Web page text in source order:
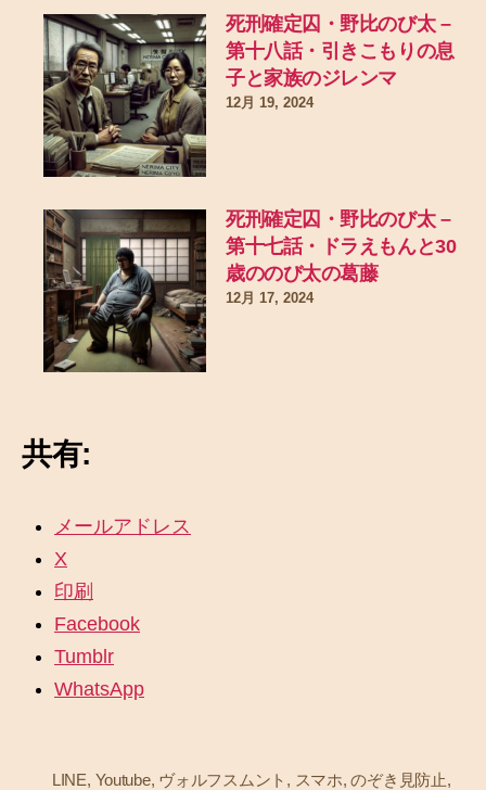
死刑確定囚・野比のび太 –
第十八話・引きこもりの息
子と家族のジレンマ
12月 19, 2024
死刑確定囚・野比のび太 –
第十七話・ドラえもんと30
歳ののび太の葛藤
12月 17, 2024
共有:
メールアドレス
X
印刷
Facebook
Tumblr
WhatsApp
LINE, Youtube, ヴォルフスムント , スマホ,のぞき見防止,